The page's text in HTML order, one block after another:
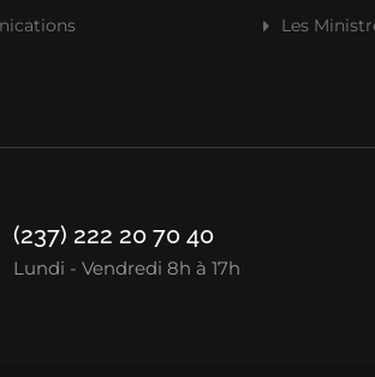
Les
(237) 222 20 70 40
Lundi - Vendredi 8h à 17h